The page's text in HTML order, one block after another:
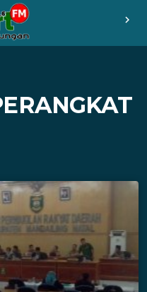
chevron_right